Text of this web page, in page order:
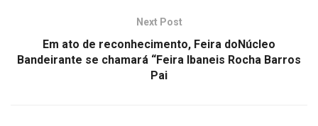
Next Post
Em ato de reconhecimento, Feira doNúcleo
Bandeirante se chamará “Feira Ibaneis Rocha Barros
Pai